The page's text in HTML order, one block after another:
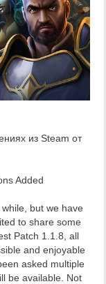
из Steam от
Added
but we have
to share some
Patch 1.1.8, all
and enjoyable
asked multiple
be available. Not